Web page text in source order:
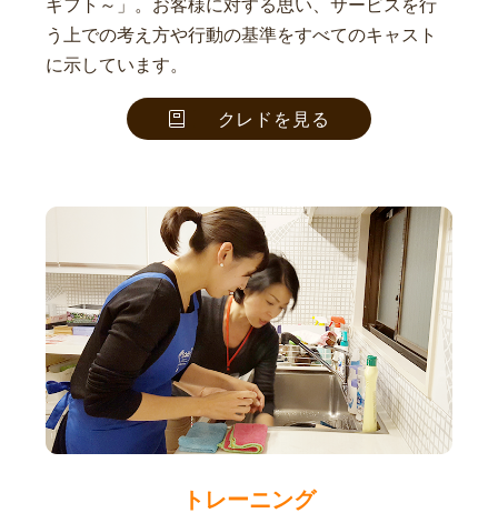
ギフト～」。お客様に対する思い、サービスを行
う上での考え方や行動の基準をすべてのキャスト
に示しています。
クレドを見る
トレーニング